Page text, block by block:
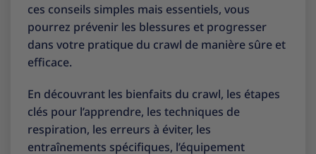
ces conseils simples mais essentiels, vous
pourrez prévenir les blessures et progresser
dans votre pratique du crawl de manière sûre et
efficace.
En découvrant les bienfaits du crawl, les étapes
clés pour l’apprendre, les techniques de
respiration, les erreurs à éviter, les
entraînements spécifiques, l’équipement